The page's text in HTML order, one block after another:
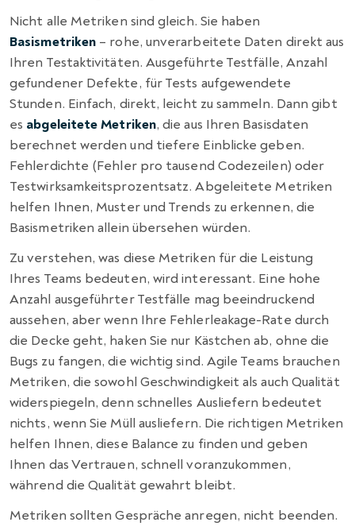
Nicht alle Metriken sind gleich. Sie haben
Basismetriken – rohe, unverarbeitete Daten direkt aus
Ihren Testaktivitäten. Ausgeführte Testfälle, Anzahl
gefundener Defekte, für Tests aufgewendete
Stunden. Einfach, direkt, leicht zu sammeln. Dann gibt
es abgeleitete Metriken, die aus Ihren Basisdaten
berechnet werden und tiefere Einblicke geben.
Fehlerdichte (Fehler pro tausend Codezeilen) oder
Testwirksamkeitsprozentsatz. Abgeleitete Metriken
helfen Ihnen, Muster und Trends zu erkennen, die
Basismetriken allein übersehen würden.
Zu verstehen, was diese Metriken für die Leistung
Ihres Teams bedeuten, wird interessant. Eine hohe
Anzahl ausgeführter Testfälle mag beeindruckend
aussehen, aber wenn Ihre Fehlerleakage-Rate durch
die Decke geht, haken Sie nur Kästchen ab, ohne die
Bugs zu fangen, die wichtig sind. Agile Teams brauchen
Metriken, die sowohl Geschwindigkeit als auch Qualität
widerspiegeln, denn schnelles Ausliefern bedeutet
nichts, wenn Sie Müll ausliefern. Die richtigen Metriken
helfen Ihnen, diese Balance zu finden und geben
Ihnen das Vertrauen, schnell voranzukommen,
während die Qualität gewahrt bleibt.
Metriken sollten Gespräche anregen, nicht beenden.